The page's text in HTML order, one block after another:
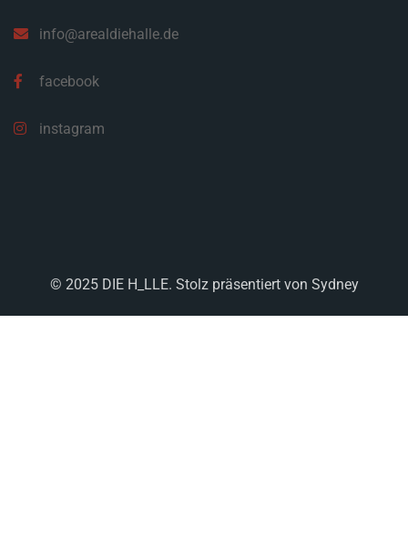
info@arealdiehalle.de
facebook
instagram
© 2025 DIE H_LLE. Stolz präsentiert von Sydney